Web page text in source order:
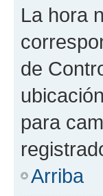
La hora
de
para
Arriba